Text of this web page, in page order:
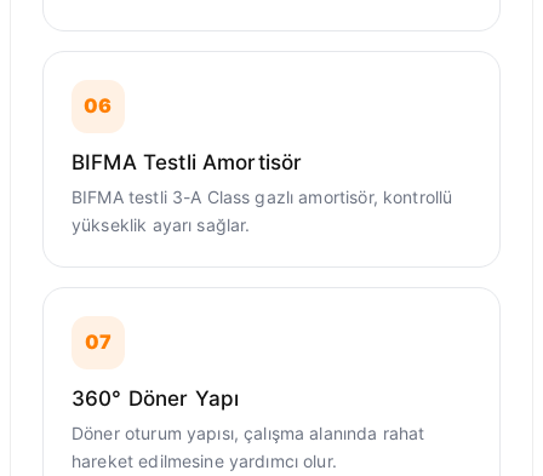
06
BIFMA Testli Amortisör
BIFMA testli 3-A Class gazlı amortisör, kontrollü
yükseklik ayarı sağlar.
07
360° Döner Yapı
Döner oturum yapısı, çalışma alanında rahat
hareket edilmesine yardımcı olur.